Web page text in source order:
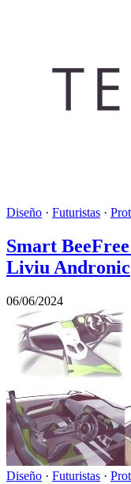
Diseño · Futuristas ·
Smart
Liviu Andronic
06/06/2024
Diseño · Futuristas ·